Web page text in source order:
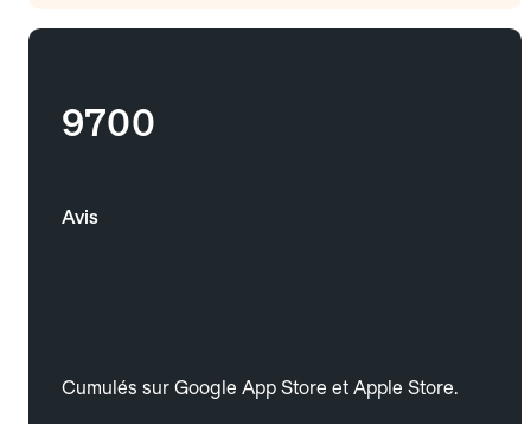
9700
Avis
Cumulés sur Google App Store et Apple Store.